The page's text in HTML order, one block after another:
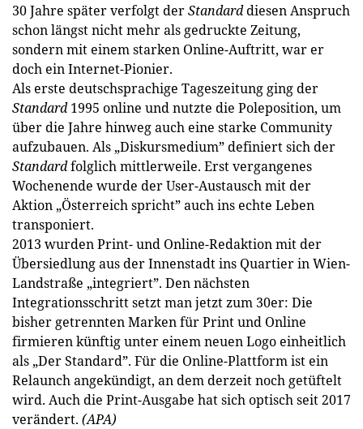
30 Jahre später verfolgt derStandarddiesen Anspruch
schon längst nicht mehr als gedruckte Zeitung,
sondern mit einem starken Online-Auftritt, war er
doch ein Internet-Pionier.
Als erste deutschsprachige Tageszeitung ging der
Standard1995 online und nutzte die Poleposition, um
über die Jahre hinweg auch eine starke Community
aufzubauen. Als „Diskursmedium” definiert sich der
Standardfolglich mittlerweile. Erst vergangenes
Wochenende wurde der User-Austausch mit der
Aktion „Österreich spricht” auch ins echte Leben
transponiert.
2013 wurden Print- und Online-Redaktion mit der
Übersiedlung aus der Innenstadt ins Quartier in Wien-
Landstraße „integriert”. Den nächsten
Integrationsschritt setzt man jetzt zum 30er: Die
bisher getrennten Marken für Print und Online
firmieren künftig unter einem neuen Logo einheitlich
als „Der Standard”. Für die Online-Plattform ist ein
Relaunch angekündigt, an dem derzeit noch getüftelt
wird. Auch die Print-Ausgabe hat sich optisch seit 2017
verändert. (APA)